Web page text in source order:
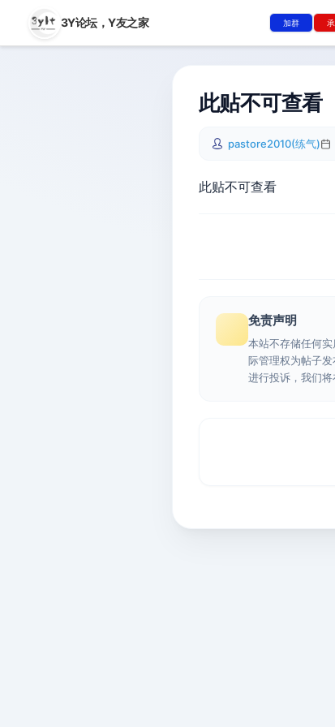
3Y论坛，Y友之家 加群
此贴不可查看
pastore2010(练气)
此贴不可查看
免责声明
本站不存储任何
际管理权为帖子
进行投诉，我们